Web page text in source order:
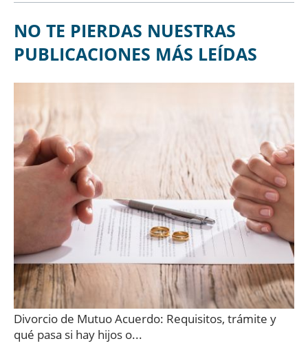
NO TE PIERDAS NUESTRAS
PUBLICACIONES MÁS LEÍDAS
Divorcio de Mutuo Acuerdo: Requisitos, trámite y
qué pasa si hay hijos o...